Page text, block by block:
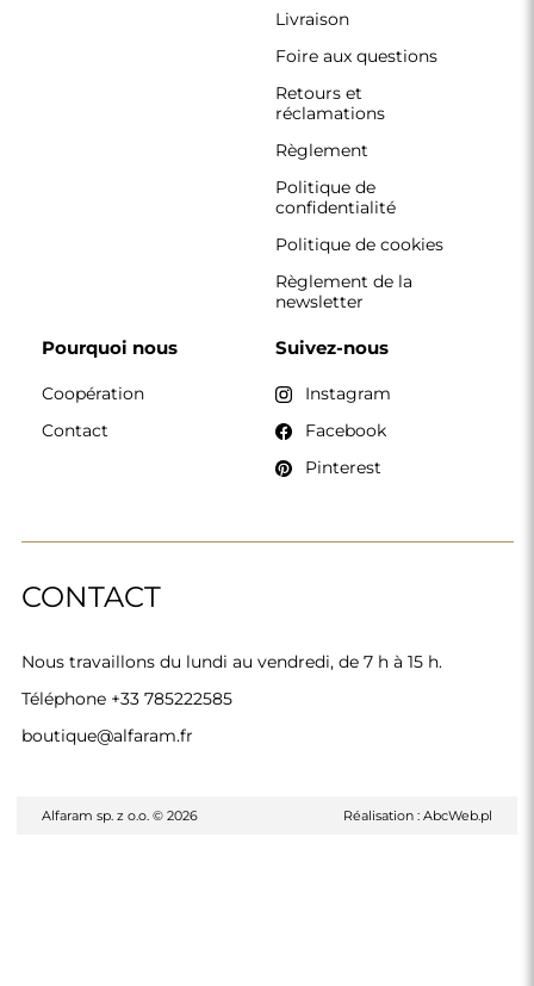
CONTACT
Nous travaillons du lundi au vendredi, de 7 h à 15 h.
Téléphone +33 785222585
boutique@alfaram.fr
Livraison
Foire aux questions
Retours et
réclamations
Règlement
Politique de
confidentialité
Politique de cookies
Règlement de la
newsletter
Pourquoi nous
Coopération
Contact
Suivez-nous
Instagram
Facebook
Pinterest
Alfaram sp. z o.o. © 2026 Réalisation : AbcWeb.pl